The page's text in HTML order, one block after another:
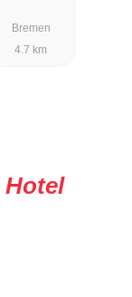
Bremen
4.7 km
Hotel